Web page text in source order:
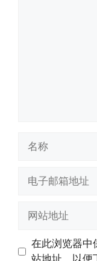
址
址
在此浏览器中
站地址，以便